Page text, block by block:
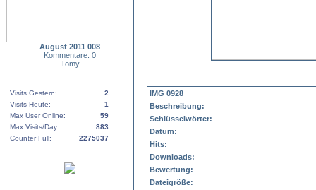
August 2011 008
Kommentare: 0
Tomy
Visits Gestern:
2
Visits Heute:
1
Max User Online:
59
Max Visits/Day:
883
Counter Full:
2275037
IMG 0928
Beschreibung:
Schlüsselwörter:
Datum:
Hits:
Downloads:
Bewertung:
Dateigröße: